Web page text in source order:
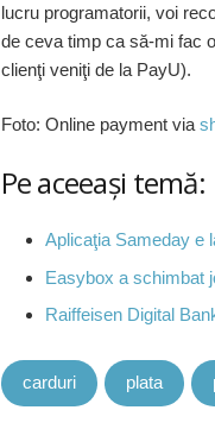
lucru programatorii, voi
de ceva timp ca să-mi fac
clienţi veniţi de la PayU).
Foto: Online payment via
Pe aceeaşi temă:
Aplicaţia Sameday e
Easybox a schimbat
Raiffeisen Digital
carduri plata